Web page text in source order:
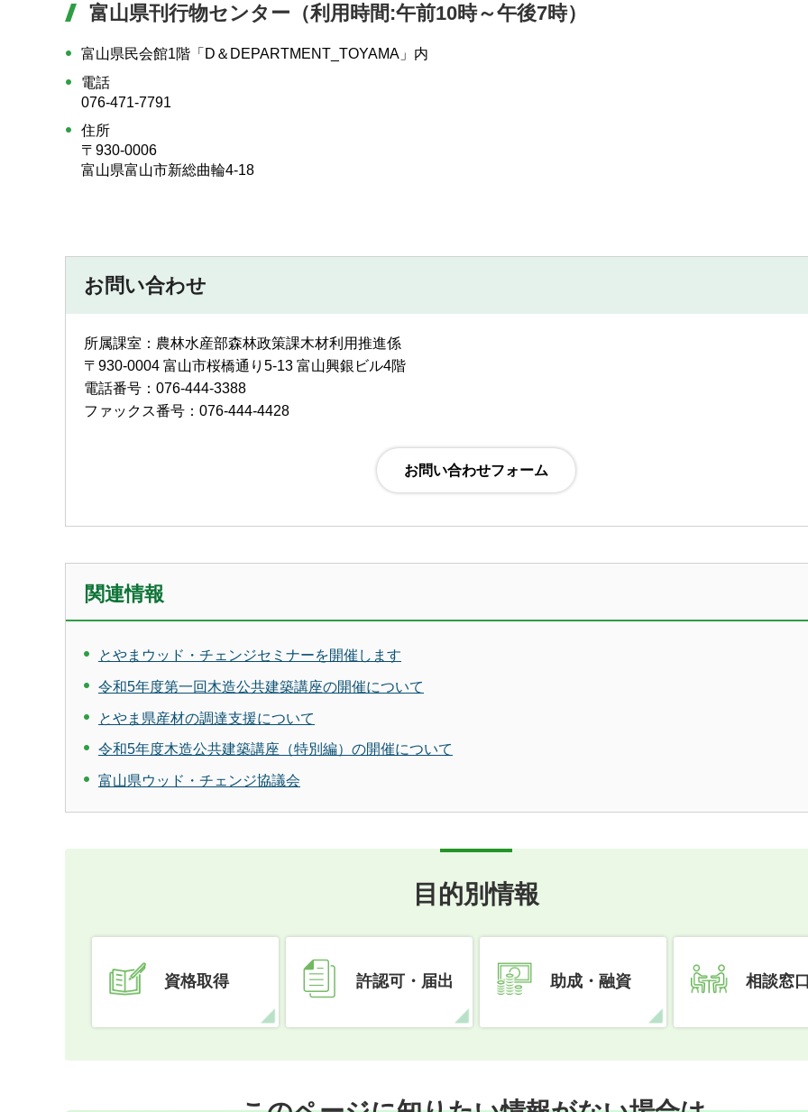
富山県刊行物センター（利用時間:午前10時～午後7時）
富山県民会館1階「D＆DEPARTMENT_TOYAMA」内
電話
076-471-7791
住所
〒930-0006
富山県富山市新総曲輪4-18
お問い合わせ
所属課室：農林水産部森林政策課木材利用推進係
〒930-0004 富山市桜橋通り5-13 富山興銀ビル4階
電話番号：076-444-3388
ファックス番号：076-444-4428
関連情報
とやまウッド・チェンジセミナーを開催します
令和5年度第一回木造公共建築講座の開催について
とやま県産材の調達支援について
令和5年度木造公共建築講座（特別編）の開催について
富山県ウッド・チェンジ協議会
目的別情報
資格取得 許認可・届出 助成・融資 相談窓